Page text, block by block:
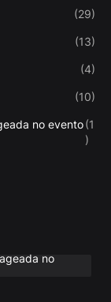
(29)
(13)
(4)
(10)
no evento(1
)
no